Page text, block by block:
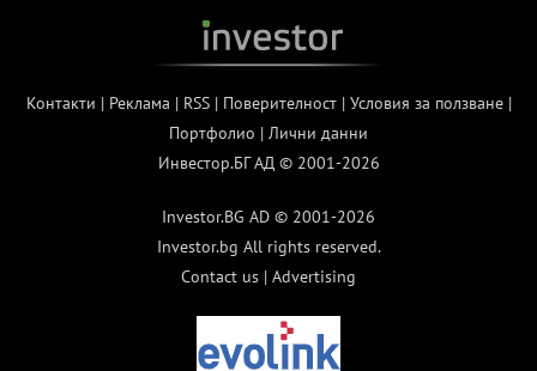
Контакти | Реклама | RSS| Поверителност| Условия за ползване|
Портфолио | Лични данни
Инвестор.БГ АД © 2001-2026
Investor.BG AD © 2001-2026
Investor.bg All rights reserved.
Contact us | Advertising